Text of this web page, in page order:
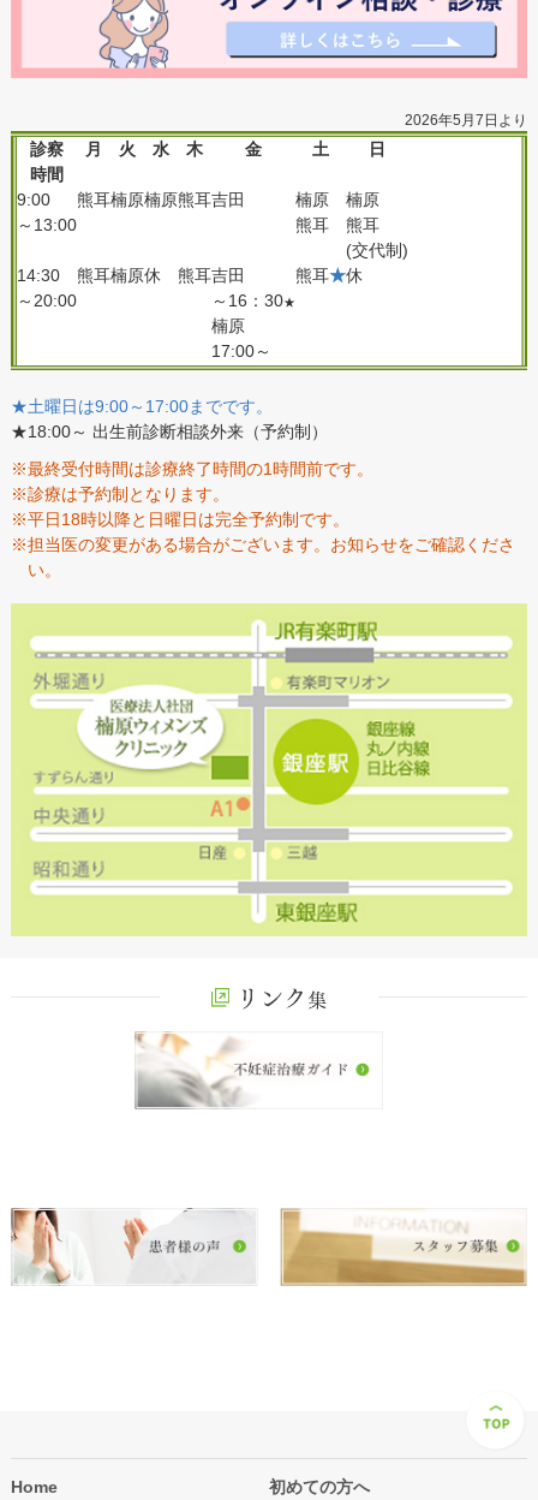
2026年5月7日より
診察
時間
月 火 水 木 金 土 日
9:00
～13:00
熊耳楠原楠原熊耳吉田
楠原
熊耳
楠原
熊耳
(交代制)
14:30
～20:00
熊耳楠原休 熊耳吉田
～16：30★
熊耳★休
楠原
17:00～
★土曜日は9:00～17:00までです。
★18:00～ 出生前診断相談外来（予約制）
※最終受付時間は診療終了時間の1時間前です。
※診療は予約制となります。
※平日18時以降と日曜日は完全予約制です。
※担当医の変更がある場合がございます。お知らせをご確認くださ
い。
Home 初めての方へ